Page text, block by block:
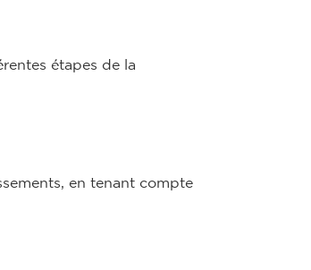
étapes de la
en tenant compte